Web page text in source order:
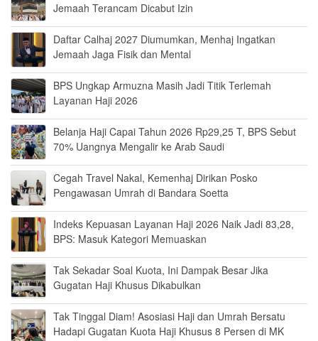
Jemaah Terancam Dicabut Izin
Daftar Calhaj 2027 Diumumkan, Menhaj Ingatkan
Jemaah Jaga Fisik dan Mental
BPS Ungkap Armuzna Masih Jadi Titik Terlemah
Layanan Haji 2026
Belanja Haji Capai Tahun 2026 Rp29,25 T, BPS Sebut
70% Uangnya Mengalir ke Arab Saudi
Cegah Travel Nakal, Kemenhaj Dirikan Posko
Pengawasan Umrah di Bandara Soetta
Indeks Kepuasan Layanan Haji 2026 Naik Jadi 83,28,
BPS: Masuk Kategori Memuaskan
Tak Sekadar Soal Kuota, Ini Dampak Besar Jika
Gugatan Haji Khusus Dikabulkan
Tak Tinggal Diam! Asosiasi Haji dan Umrah Bersatu
Hadapi Gugatan Kuota Haji Khusus 8 Persen di MK